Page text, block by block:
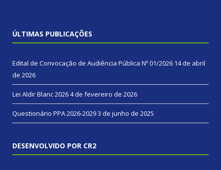
ÚLTIMAS PUBLICAÇÕES
Edital de Convocação de Audiência Pública Nº 01/2026 14 de abril
de 2026
Lei Aldir Blanc 20264 de fevereiro de 2026
Questionário PPA 2026-20293 de junho de 2025
DESENVOLVIDO POR CR2